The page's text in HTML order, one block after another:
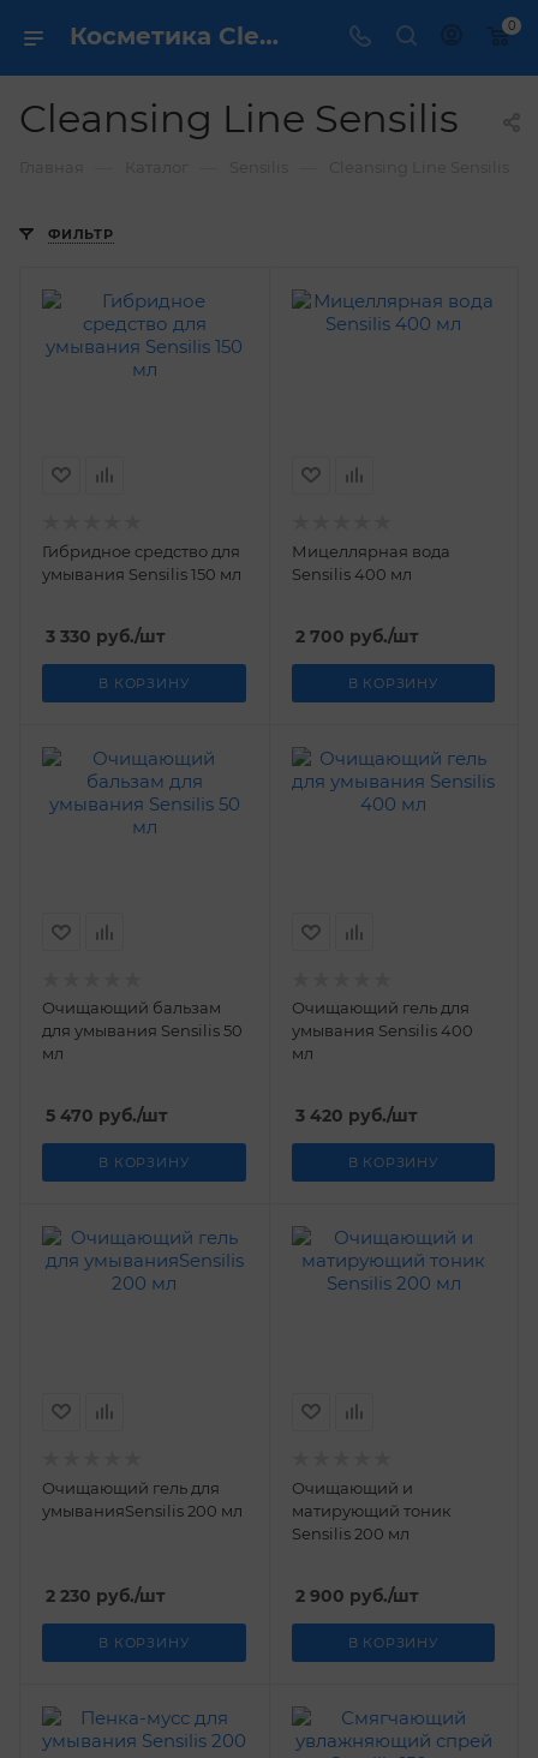
Косметика Cleansing Line Sensilis - купить в интернет магазине ✔️ по выгодной цене 0
Cleansing Line Sensilis
ФИЛЬТР
Гибридное средство для
умывания Sensilis 150 мл
3 330 руб./шт
В КОРЗИНУ
Мицеллярная вода
Sensilis 400 мл
2 700 руб./шт
В КОРЗИНУ
Очищающий бальзам
для умывания Sensilis 50
мл
5 470 руб./шт
В КОРЗИНУ
Очищающий гель для
умывания Sensilis 400
мл
3 420 руб./шт
В КОРЗИНУ
Очищающий гель для
умыванияSensilis 200 мл
2 230 руб./шт
В КОРЗИНУ
Очищающий и
матирующий тоник
Sensilis 200 мл
2 900 руб./шт
В КОРЗИНУ